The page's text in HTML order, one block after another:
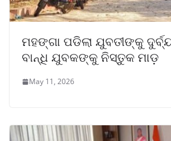
ମହଙ୍ଗା ପଡିଲା ଯୁବତୀଙ୍କୁ
ବାନ୍ଧି ଯୁବକଙ୍କୁ ନିସ୍ତୁକ ମାଡ଼
May 11, 2026